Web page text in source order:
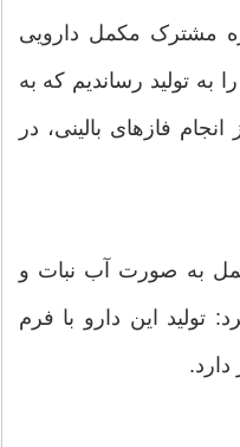
مشترک مکمل دارویی
به تولید رساندیم که به
فازهای بالینی، در
به صورت آب نبات و
تولید این دارو با فرم